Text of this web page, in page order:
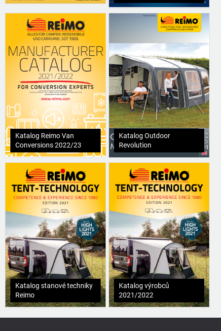
Katalog Reimo Van
Conversions 2022/23
Katalog Outdoor
Revolution
Katalog stanové techniky
Reimo
Katalog výrobců
2021/2022